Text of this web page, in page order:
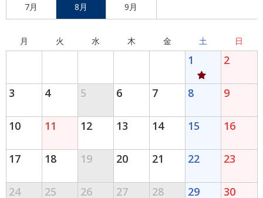
7月 8月 9月
月 火 水 木 金 土 日
1 2
3 4 5 6 7 8 9
10 11 12 13 14 15 16
17 18 19 20 21 22 23
24 25 26 27 28 29 30